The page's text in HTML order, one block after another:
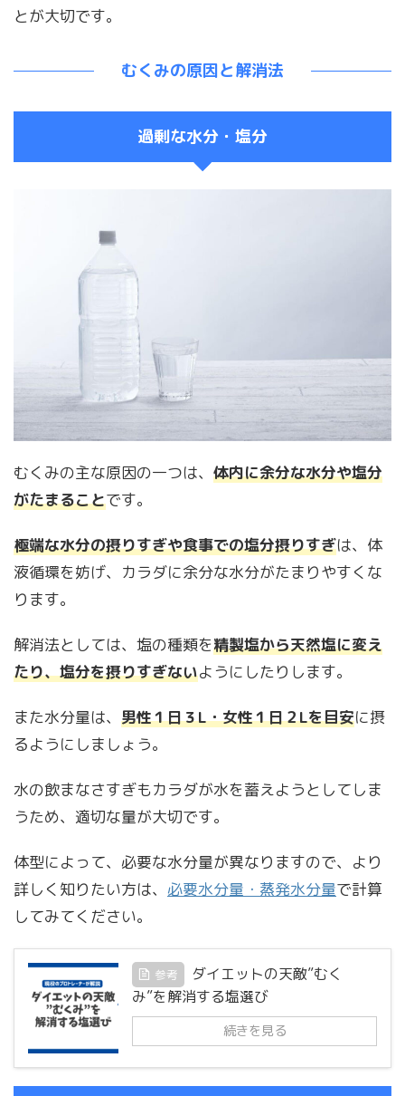
とが大切です。
むくみの原因と解消法
過剰な水分・塩分
むくみの主な原因の一つは、 体内に余分な水分や塩分
がたまることです。
極端な水分の摂りすぎや食事での塩分摂りすぎは、体
液循環を妨げ、カラダに余分な水分がたまりやすくな
ります。
解消法としては、塩の種類を精製塩から天然塩に変え
たり、塩分を摂りすぎないようにしたりします。
また水分量は、 男性１日３L・女性１日２Lを目安に摂
るようにしましょう。
水の飲まなさすぎもカラダが水を蓄えようとしてしま
うため、適切な量が大切です。
体型によって、必要な水分量が異なりますので、より
詳しく知りたい方は、 必要水分量・蒸発水分量で計算
してみてください。
参考
ダイエットの天敵”むく
み”を解消する塩選び
続きを見る